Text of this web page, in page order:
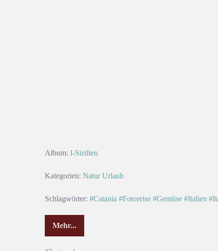
Album: I-Sizilien
Kategorien: Natur Urlaub
Schlagwörter: #Catania #Fotoreise #Gemüse #Italien
Mehr...